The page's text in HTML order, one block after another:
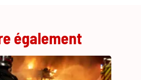
également